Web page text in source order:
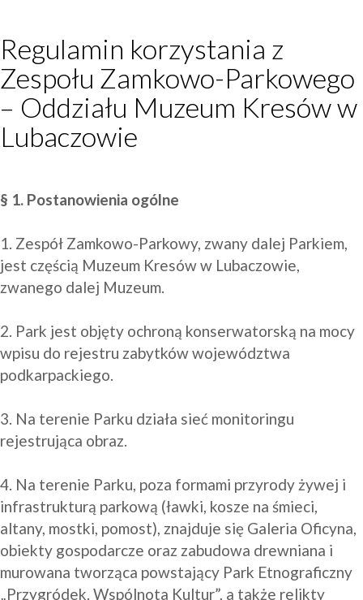
Regulamin korzystania z
Zespołu Zamkowo-Parkowego
– Oddziału Muzeum Kresów w
Lubaczowie
§ 1. Postanowienia ogólne
1. Zespół Zamkowo-Parkowy, zwany dalej Parkiem,
jest częścią Muzeum Kresów w Lubaczowie,
zwanego dalej Muzeum.
2. Park jest objęty ochroną konserwatorską na mocy
wpisu do rejestru zabytków województwa
podkarpackiego.
3. Na terenie Parku działa sieć monitoringu
rejestrująca obraz.
4. Na terenie Parku, poza formami przyrody żywej i
infrastrukturą parkową (ławki, kosze na śmieci,
altany, mostki, pomost), znajduje się Galeria Oficyna,
obiekty gospodarcze oraz zabudowa drewniana i
murowana tworząca powstający Park Etnograficzny
„Przygródek. Wspólnota Kultur”, a także relikty